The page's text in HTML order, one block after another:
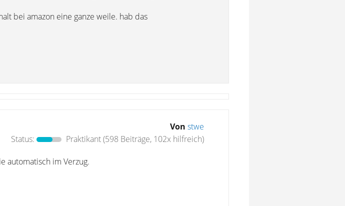
bei amazon eine ganze weile. hab das
Von stwe
Status:
Praktikant(598 Beiträge, 102x hilfreich)
automatisch im Verzug.